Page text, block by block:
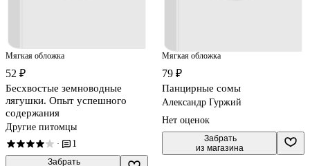
Мягкая обложка
52 ₽
Бесхвостые земноводные
лягушки. Опыт успешного
содержания
Другие питомцы
· 1
Забрать
Мягкая обложка
79 ₽
Панцирные сомы
Александр Гуржий
Нет оценок
Забрать
из магазина